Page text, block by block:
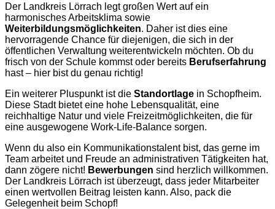
Der Landkreis Lörrach legt großen Wert auf ein
harmonisches Arbeitsklima sowie
Weiterbildungsmöglichkeiten. Daher ist dies eine
hervorragende Chance für diejenigen, die sich in der
öffentlichen Verwaltung weiterentwickeln möchten. Ob du
frisch von der Schule kommst oder bereits Berufserfahrung
hast – hier bist du genau richtig!
Ein weiterer Pluspunkt ist die Standortlage in Schopfheim.
Diese Stadt bietet eine hohe Lebensqualität, eine
reichhaltige Natur und viele Freizeitmöglichkeiten, die für
eine ausgewogene Work-Life-Balance sorgen.
Wenn du also ein Kommunikationstalent bist, das gerne im
Team arbeitet und Freude an administrativen Tätigkeiten hat,
dann zögere nicht! Bewerbungen sind herzlich willkommen.
Der Landkreis Lörrach ist überzeugt, dass jeder Mitarbeiter
einen wertvollen Beitrag leisten kann. Also, pack die
Gelegenheit beim Schopf!